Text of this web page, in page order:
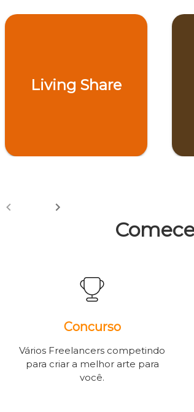
Living Share
Concurso
Vários Freelancers competindo
para criar a melhor arte para
você.